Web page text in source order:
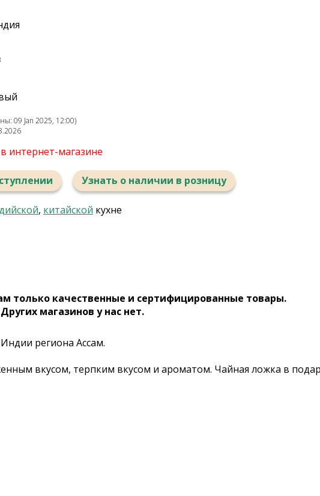
09 Jan 2025, 12:00)
интернет-магазине
Узнать о наличии в розницу
, китайской кухне
только качественные и сертифицированные товары.
Других магазинов у нас нет.
региона Ассам.
вкусом, терпким вкусом и ароматом. Чайная ложка в